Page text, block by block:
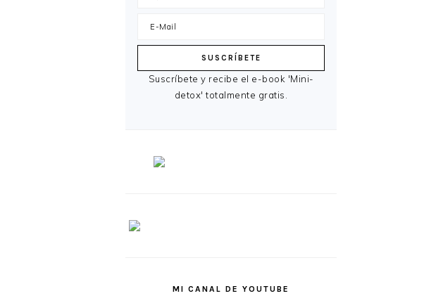
Suscríbete y recibe el e-book 'Mini-
detox' totalmente gratis.
MI CANAL DE YOUTUBE